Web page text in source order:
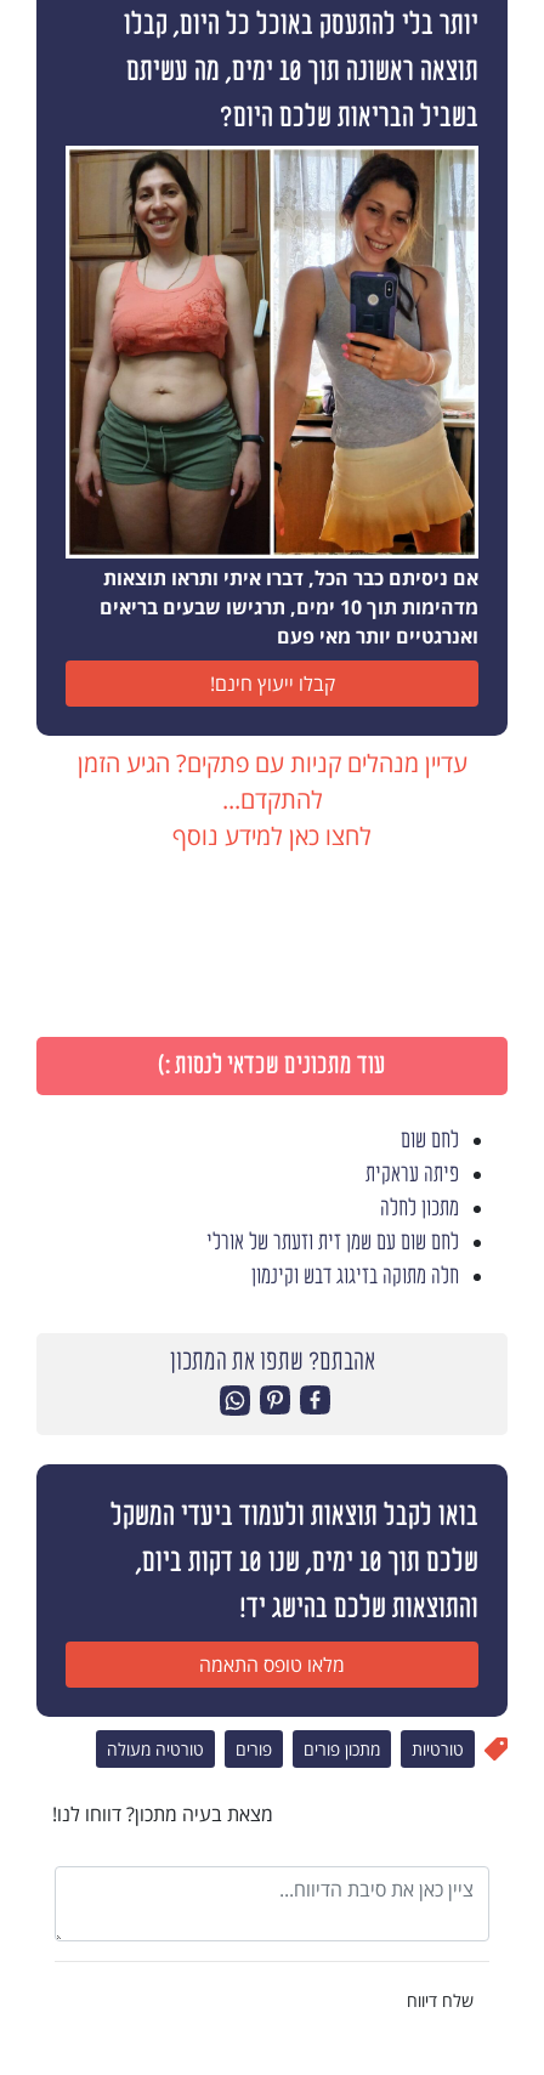
יותר בלי להתעסק באוכל כל היום, קבלו
תוצאה ראשונה תוך 10 ימים, מה עשיתם
בשביל הבריאות שלכם היום?
אם ניסיתם כבר הכל, דברו איתי ותראו תוצאות
מדהימות תוך 10 ימים, תרגישו שבעים בריאים
ואנרגטיים יותר מאי פעם
קבלו ייעוץ חינם!
עדיין מנהלים קניות עם פתקים? הגיע הזמן
להתקדם...
לחצו כאן למידע נוסף
עוד מתכונים שכדאי לנסות :)
לחם שום
פיתה עראקית
מתכון לחלה
לחם שום עם שמן זית וזעתר של אורלי
חלה מתוקה בזיגוג דבש וקינמון
אהבתם? שתפו את המתכון
בואו לקבל תוצאות ולעמוד ביעדי המשקל
שלכם תוך 10 ימים, שנו 10 דקות ביום,
והתוצאות שלכם בהישג יד!
מלאו טופס התאמה
טורטיות מתכון פורים פורים טורטיה מעולה
מצאת בעיה מתכון? דווחו לנו!
שלח דיווח